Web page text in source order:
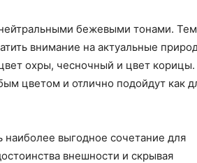
бежевыми тонами.
внимание на актуальные
охры, чесночный и цвет корицы.
цветом и отлично подойдут как
наиболее выгодное сочетание для
внешности и скрывая